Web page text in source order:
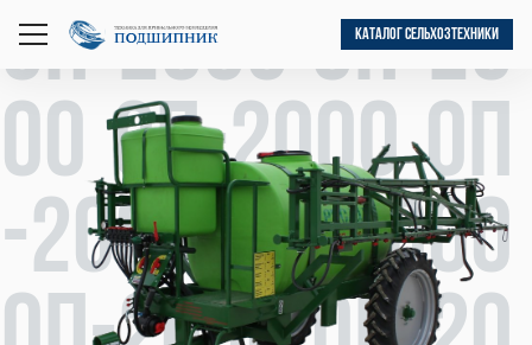
открыть
меню
КАТАЛОГ СЕЛЬХОЗТЕХНИКИ
ОП-2000 ОП-20
00 ОП-2000 ОП
-2000 ОП-2000